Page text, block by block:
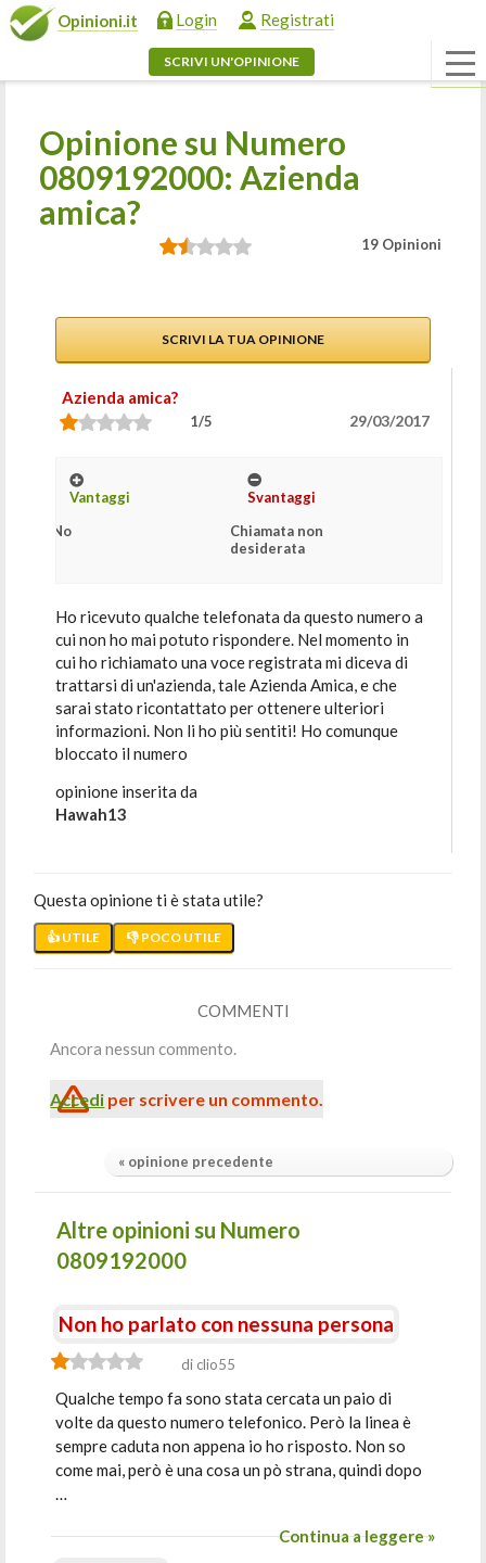
Opinioni.it Login Registrati
SCRIVI UN'OPINIONE
Opinione su Numero
0809192000: Azienda
amica?
19 Opinioni
SCRIVI LA TUA OPINIONE
Azienda amica?
1/5 29/03/2017
Vantaggi
No
Svantaggi
Chiamata non
desiderata
Ho ricevuto qualche telefonata da questo numero a
cui non ho mai potuto rispondere. Nel momento in
cui ho richiamato una voce registrata mi diceva di
trattarsi di un'azienda, tale Azienda Amica, e che
sarai stato ricontattato per ottenere ulteriori
informazioni. Non li ho più sentiti! Ho comunque
bloccato il numero
opinione inserita da
Hawah13
Questa opinione ti è stata utile?
👍 UTILE 👎 POCO UTILE
COMMENTI
Ancora nessun commento.
Accedi per scrivere un commento.
« opinione precedente
Altre opinioni su Numero
0809192000
Non ho parlato con nessuna persona
di clio55
Qualche tempo fa sono stata cercata un paio di
volte da questo numero telefonico. Però la linea è
sempre caduta non appena io ho risposto. Non so
come mai, però è una cosa un pò strana, quindi dopo
…
Continua a leggere »